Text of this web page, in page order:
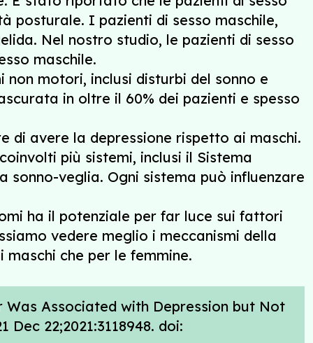
posturale. I pazienti di sesso maschile,
Nel nostro studio, le pazienti di sesso
maschile.
motori, inclusi disturbi del sonno e
in oltre il 60% dei pazienti e spesso
di avere la depressione rispetto ai maschi.
più sistemi, inclusi il Sistema
veglia. Ogni sistema può influenzare
ha il potenziale per far luce sui fattori
vedere meglio i meccanismi della
che per le femmine.
Was Associated with Depression but Not
22;2021:3118948. doi: